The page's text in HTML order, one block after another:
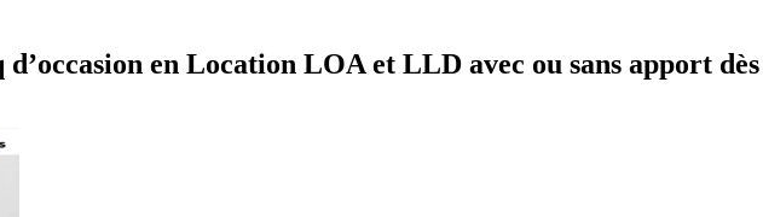
en Location LOA et LLD avec ou sans apport